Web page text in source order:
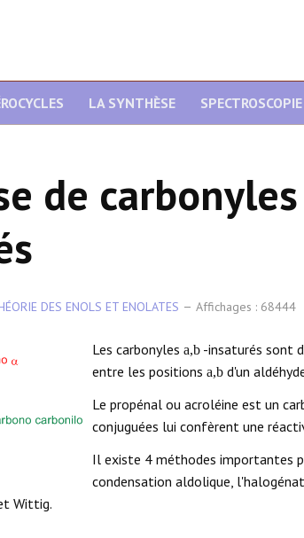
LA SYNTHÈSE SPECTROSCOPIE
de
DES ENOLS ET ENOLATES Affichages : 68444
Les carbonyles a,b -insaturés sont
entre les positions a,b d'un
Le propénal ou acroléine est un
conjuguées lui confèrent une
Il existe 4 méthodes importantes
condensation aldolique,
Wittig.